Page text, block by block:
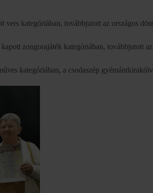
kategóriában, továbbjutott az országos
zongorajáték kategóriában, továbbjutott az
kategóriában, a csodaszép